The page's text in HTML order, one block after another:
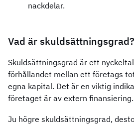
nackdelar.
Vad är skuldsättningsgrad?
Skuldsättningsgrad är ett
förhållandet mellan ett företags
egna kapital. Det är en viktig
företaget är av extern finansiering.
Ju högre skuldsättningsgrad,